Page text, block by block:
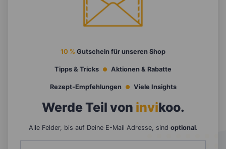
10 % Gutschein für unseren Shop
Tipps & Tricks Aktionen & Rabatte
Rezept-Empfehlungen Viele Insights
Werde Teil von invikoo.
Alle Felder, bis auf Deine E-Mail Adresse, sind optional.